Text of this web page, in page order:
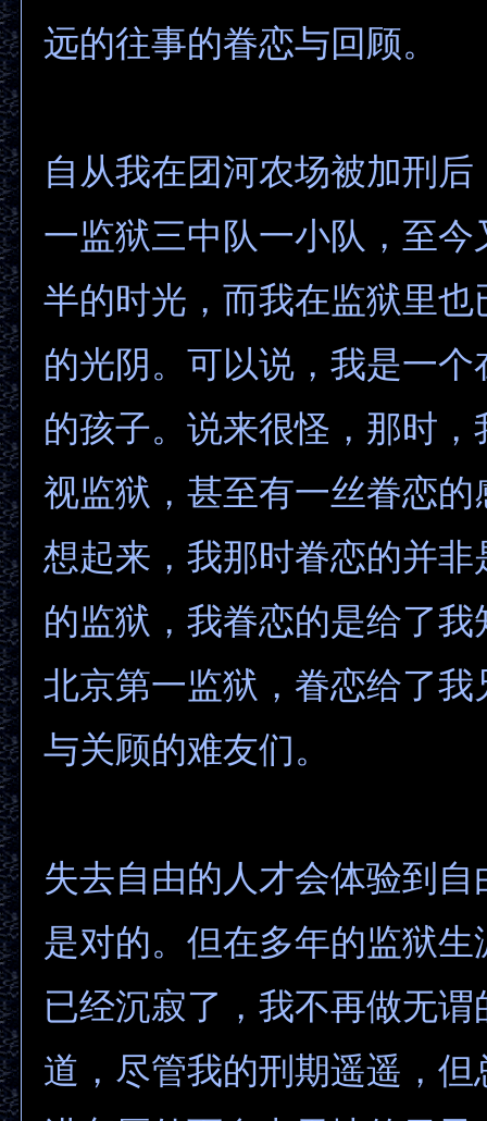
远的往事的眷恋与回顾。
自从我在团河农场被加刑
一监狱三中队一小队，至今
半的时光，而我在监狱里也
的光阴。可以说，我是一个
的孩子。说来很怪，那时，
视监狱，甚至有一丝眷恋的
想起来，我那时眷恋的并非
的监狱，我眷恋的是给了我
北京第一监狱，眷恋给了我
与关顾的难友们。
失去自由的人才会体验到自
是对的。但在多年的监狱生
已经沉寂了，我不再做无
道，尽管我的刑期遥遥，但